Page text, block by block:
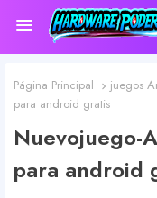
Página Principal juegos
para android gratis
Nuevojuego-
para android